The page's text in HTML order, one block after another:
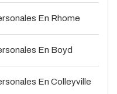
En Rhome
En Boyd
En Colleyville